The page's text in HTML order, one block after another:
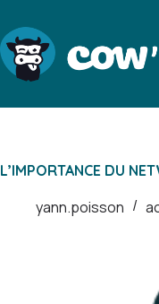
contenu
L’IMPORTANCE DU
yann.poisson